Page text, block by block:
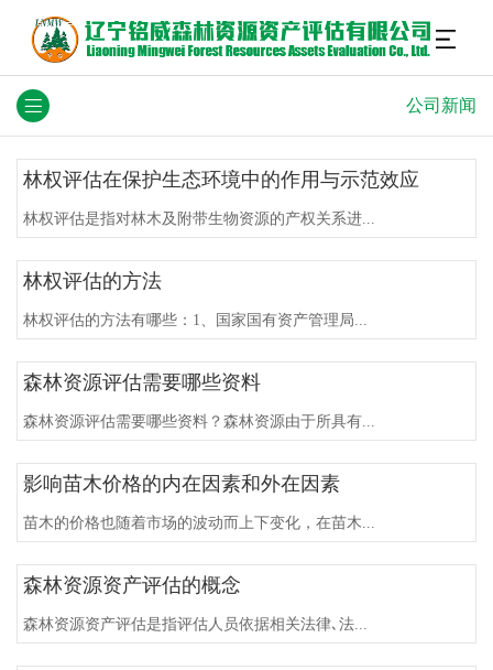
公司新闻
林权评估在保护生态环境中的作用与示范效应
林权评估是指对林木及附带生物资源的产权关系进...
林权评估的方法
林权评估的方法有哪些：1、国家国有资产管理局...
森林资源评估需要哪些资料
森林资源评估需要哪些资料？森林资源由于所具有...
影响苗木价格的内在因素和外在因素
苗木的价格也随着市场的波动而上下变化，在苗木...
森林资源资产评估的概念
森林资源资产评估是指评估人员依据相关法律､法...